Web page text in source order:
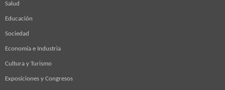
Salud
Educación
Sociedad
Economía e Industria
Cultura y Turismo
Exposiciones y Congresos